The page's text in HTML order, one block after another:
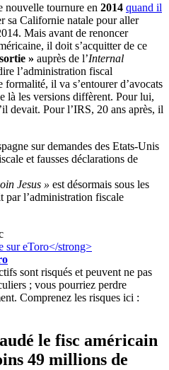
nouvelle tournure en 2014 quand il
sa Californie natale pour aller
Mais avant de renoncer
il doit s’acquitter de ce
» auprès de l’Internal
l’administration fiscal
il va s’entourer d’avocats
là les versions diffèrent. Pour lui,
devait. Pour l’IRS, 20 ans après, il
Jesus » est désormais sous les
par l’administration fiscale
sont risqués et peuvent ne pas
; vous pourriez perdre
Comprenez les risques ici :
le fisc américain
49 millions de